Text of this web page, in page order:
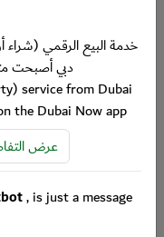
خدمة البيع الرقمي (شراء
دبي أصبحت
service from Dubai
the Dubai Now app
عرض
, is just a message